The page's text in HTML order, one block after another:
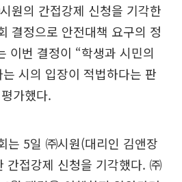
원의 간접강제 신청을 기각한
결정으로 안전대책 요구의 정
이번 결정이 “학생과 시민의
시의 입장이 적법하다는 판
가했다.
는 5일 ㈜시원(대리인 김앤장
간접강제 신청을 기각했다. ㈜